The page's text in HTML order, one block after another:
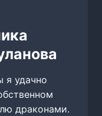
я удачно
драконами.